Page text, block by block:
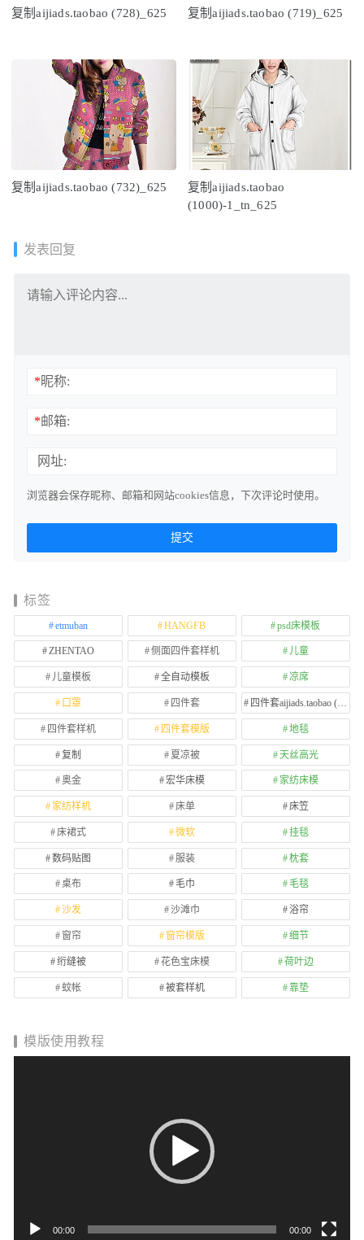
复制aijiads.taobao (728)_625 复制aijiads.taobao (719)_625
复制aijiads.taobao (732)_625
复制aijiads.taobao
(1000)-1_tn_625
发表回复
*昵称:
*邮箱:
网址:
浏览器会保存昵称、邮箱和网站cookies信息，下次评论时使用。
标签
etmuban HANGFB psd床模板
ZHENTAO 侧面四件套样机 儿童
儿童模板 全自动模板 凉席
口罩 四件套 四件套aijiads.taobao (1639)
四件套样机 四件套模版 地毯
复制 夏凉被 天丝高光
奥金 宏华床模 家纺床模
家纺样机 床单 床笠
床裙式 微软 挂毯
数码贴图 服装 枕套
桌布 毛巾 毛毯
沙发 沙滩巾 浴帘
窗帘 窗帘模版 细节
绗缝被 花色宝床模 荷叶边
蚊帐 被套样机 靠垫
模版使用教程
00:00 00:00